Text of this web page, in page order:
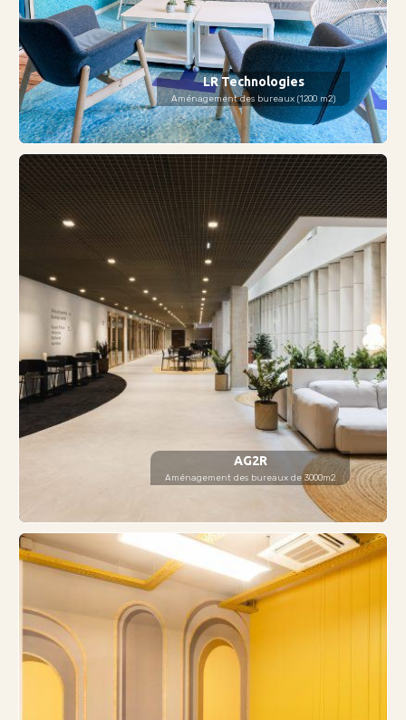
LR Technologies
Aménagement des bureaux (1200 m2)
AG2R
Aménagement des bureaux de 3000m2